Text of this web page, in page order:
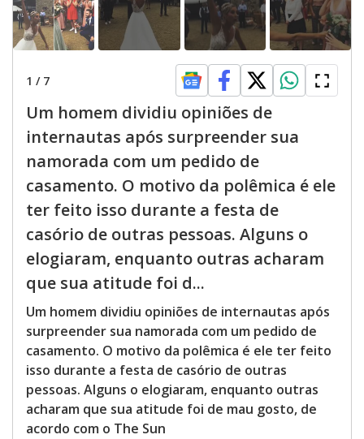
1 / 7
Um homem dividiu opiniões de
internautas após surpreender sua
namorada com um pedido de
casamento. O motivo da polêmica é ele
ter feito isso durante a festa de
casório de outras pessoas. Alguns o
elogiaram, enquanto outras acharam
que sua atitude foi d...
Um homem dividiu opiniões de internautas após
surpreender sua namorada com um pedido de
casamento. O motivo da polêmica é ele ter feito
isso durante a festa de casório de outras
pessoas. Alguns o elogiaram, enquanto outras
acharam que sua atitude foi de mau gosto, de
acordo com o The Sun